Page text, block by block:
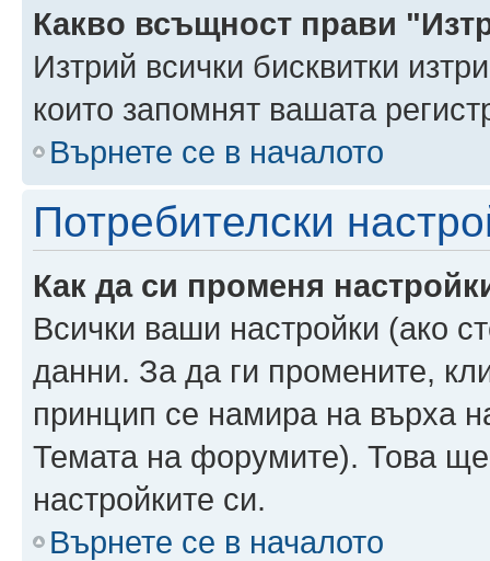
Какво всъщност прави
Изтрий всички бисквитки
които запомнят вашата
Върнете се в началото
Потребителски
Как да си променя
Всички ваши настройки (ако
данни. За да ги промените,
принцип се намира на върха
Темата на форумите). Това
настройките си.
Върнете се в началото